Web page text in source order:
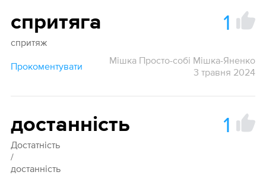
спритяга 1
спритяж
Прокоментувати
Мішка Просто-собі Мішка-Яненко
3 травня 2024
достанність 1
Достатність
/
достанність